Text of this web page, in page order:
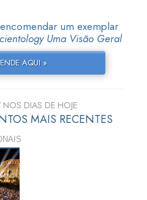
um exemplar
Uma Visão Geral
AQUI »
DIAS DE HOJE
MAIS RECENTES